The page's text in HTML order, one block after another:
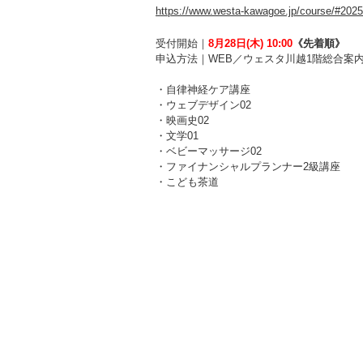
https://www.westa-kawagoe.jp/course/
受付開始｜ 8月28日(木) 10:00 《先着順》
申込方法｜WEB／ウェスタ川越1階総合案
・自律神経ケア講座
・ウェブデザイン02
・映画史02
・文学01
・ベビーマッサージ02
・ファイナンシャルプランナー2級講座
・こども茶道